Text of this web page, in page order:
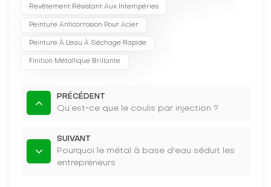
Revêtement Résistant Aux Intempéries
Peinture Anticorrosion Pour Acier
Peinture À L'eau À Séchage Rapide
Finition Métallique Brillante
PRÉCÉDENT
Qu’est-ce que le coulis par injection ?
SUIVANT
Pourquoi le métal à base d'eau séduit les
entrepreneurs